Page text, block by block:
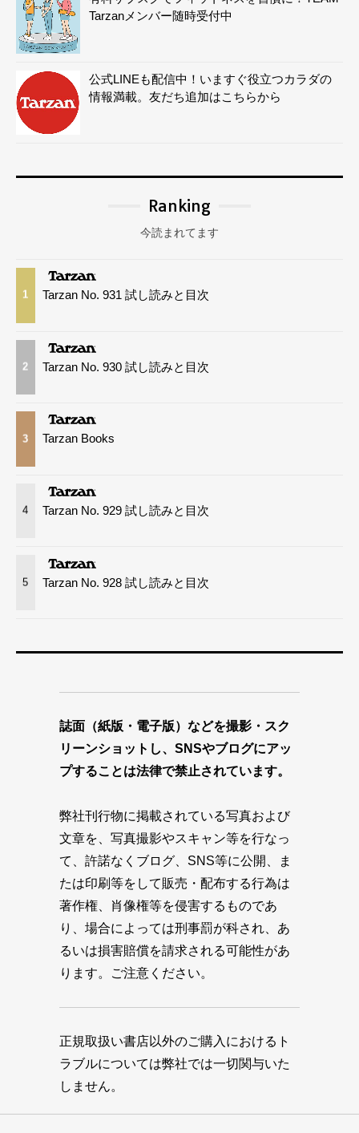
Tarzanメンバー随時受付中
公式LINEも配信中！いますぐ役立つカラダの
情報満載。友だち追加はこちらから
Ranking
今読まれてます
1 Tarzan No. 931 試し読みと目次
2 Tarzan No. 930 試し読みと目次
3 Tarzan Books
4 Tarzan No. 929 試し読みと目次
5 Tarzan No. 928 試し読みと目次
誌面（紙版・電子版）などを撮影・スク
リーンショットし、SNSやブログにアッ
プすることは法律で禁止されています。
弊社刊行物に掲載されている写真および
文章を、写真撮影やスキャン等を行なっ
て、許諾なくブログ、SNS等に公開、ま
たは印刷等をして販売・配布する行為は
著作権、肖像権等を侵害するものであ
り、場合によっては刑事罰が科され、あ
るいは損害賠償を請求される可能性があ
ります。ご注意ください。
正規取扱い書店以外のご購入におけるト
ラブルについては弊社では一切関与いた
しません。